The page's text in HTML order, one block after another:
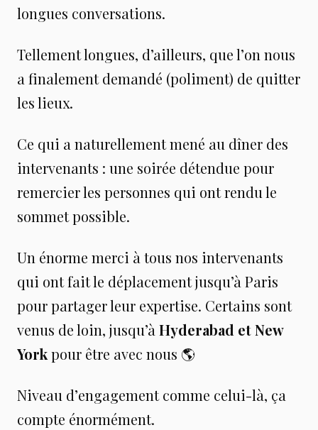
longues conversations.
Tellement longues, d’ailleurs, que l’on nous
a finalement demandé (poliment) de quitter
les lieux.
Ce qui a naturellement mené au dîner des
intervenants : une soirée détendue pour
remercier les personnes qui ont rendu le
sommet possible.
Un énorme merci à tous nos intervenants
qui ont fait le déplacement jusqu’à Paris
pour partager leur expertise. Certains sont
venus de loin, jusqu’à Hyderabad et New
Yorkpour être avec nous 🌎
Niveau d’engagement comme celui-là, ça
compte énormément.